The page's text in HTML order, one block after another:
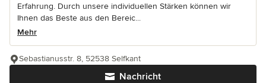
Erfahrung. Durch unsere individuellen Stärken können wir
Ihnen das Beste aus den Bereic...
Mehr
Nachricht
Sebastianusstr. 8, 52538 Selfkant